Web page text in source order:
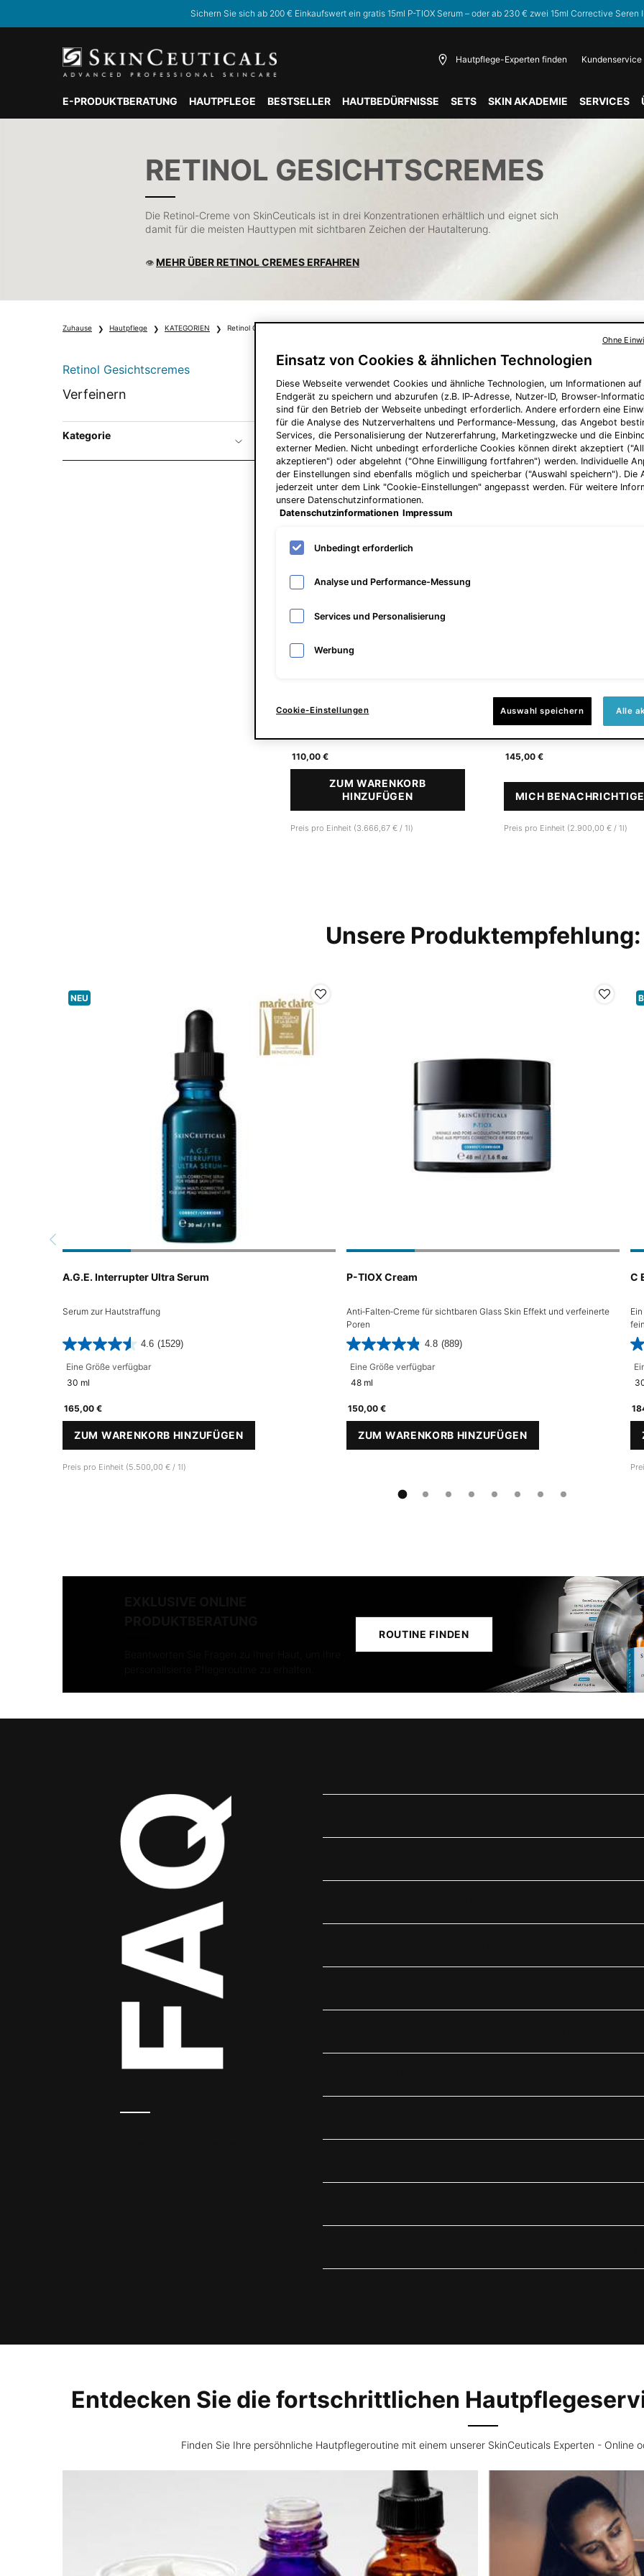
Sichern Sie sich ab 200 € Einkaufswert ein gratis 15ml P-TIOX Serum – oder ab 230 € zwei 15ml Corrective Seren
Hautpflege-Experten finden Kundenservice
E-PRODUKTBERATUNG HAUTPFLEGE BESTSELLER HAUTBEDÜRFNISSE SETS SKIN AKADEMIE SERVICES
RETINOL GESICHTSCREMES
Die Retinol-Creme von SkinCeuticals ist in drei Konzentrationen erhältlich und eignet sich
damit für die meisten Hauttypen mit sichtbaren Zeichen der Hautalterung.
👁 MEHR ÜBER RETINOL CREMES ERFAHREN
Zuhause Hautpflege KATEGORIEN Retinol Gesichtscremes
Retinol Gesichtscremes
Retinol Gesichtscremes
Verfeinern
Kategorie
Retinol 0.3
Retinol Creme für Anfänger
Eine Größe verfügbar
110,00 €
ZUM WARENKORB
HINZUFÜGEN
Preis pro Einheit (3.666,67 € / 1l)
Eine Größe verfügbar
145,00 €
MICH
WENN
Preis pro Einheit (2.900,00 € / 1l)
Unsere Produktempfehlung:
NEU
A.G.E. Interrupter Ultra Serum
Serum zur Hautstraffung
4.6 (1529)
Eine Größe verfügbar
30 ml
165,00 €
ZUM WARENKORB HINZUFÜGEN
A.G.E. INTERRUPTER ULTRA SERUM
Preis pro Einheit (5.500,00 € / 1l)
P-TIOX Cream
Anti‑Falten‑Creme für sichtbaren Glass Skin Effekt und verfeinerte
Poren
4.8 (889)
Eine Größe verfügbar
48 ml
150,00 €
ZUM WARENKORB HINZUFÜGEN
P-TIOX CREAM
C
ROUTINE FINDEN
Entdecken Sie die fortschrittlichen
Finden Sie Ihre persöhnliche Hautpflegeroutine mit einem unserer SkinCeuticals Experten - Online
Einsatz von Cookies & ähnlichen Technologien
Diese Webseite verwendet Cookies und ähnliche Technologien, um Informationen auf
Endgerät zu speichern und abzurufen (z.B. IP-Adresse, Nutzer-ID, Browser-
sind für den Betrieb der Webseite unbedingt erforderlich. Andere erfordern eine
für die Analyse des Nutzerverhaltens und Performance-Messung, das Angebot
Services, die Personalisierung der Nutzererfahrung, Marketingzwecke und die
externer Medien. Nicht unbedingt erforderliche Cookies können direkt akzeptiert
akzeptieren") oder abgelehnt ("Ohne Einwilligung fortfahren") werden. Individuelle
der Einstellungen sind ebenfalls möglich und speicherbar ("Auswahl speichern"). Die
jederzeit unter dem Link "Cookie-Einstellungen" angepasst werden. Für weitere
unsere Datenschutzinformationen.
Datenschutzinformationen Impressum
Unbedingt erforderlich
Analyse und Performance-Messung
Services und Personalisierung
Werbung
Cookie-Einstellungen Auswahl speichern Alle
Ohne